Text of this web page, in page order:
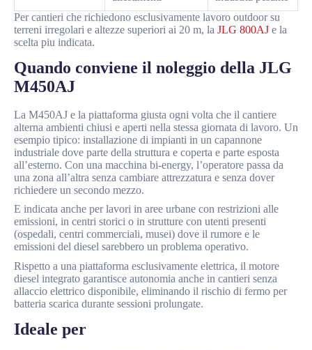
Per cantieri che richiedono esclusivamente lavoro outdoor su
terreni irregolari e altezze superiori ai 20 m, la JLG 800AJ e la
scelta piu indicata.
Quando conviene il noleggio della JLG
M450AJ
La M450AJ e la piattaforma giusta ogni volta che il cantiere
alterna ambienti chiusi e aperti nella stessa giornata di lavoro. Un
esempio tipico: installazione di impianti in un capannone
industriale dove parte della struttura e coperta e parte esposta
all’esterno. Con una macchina bi-energy, l’operatore passa da
una zona all’altra senza cambiare attrezzatura e senza dover
richiedere un secondo mezzo.
E indicata anche per lavori in aree urbane con restrizioni alle
emissioni, in centri storici o in strutture con utenti presenti
(ospedali, centri commerciali, musei) dove il rumore e le
emissioni del diesel sarebbero un problema operativo.
Rispetto a una piattaforma esclusivamente elettrica, il motore
diesel integrato garantisce autonomia anche in cantieri senza
allaccio elettrico disponibile, eliminando il rischio di fermo per
batteria scarica durante sessioni prolungate.
Ideale per